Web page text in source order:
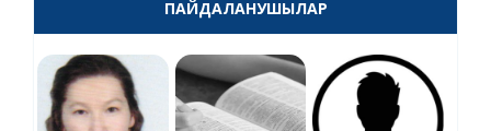
ПАЙДАЛАНУШЫЛАР